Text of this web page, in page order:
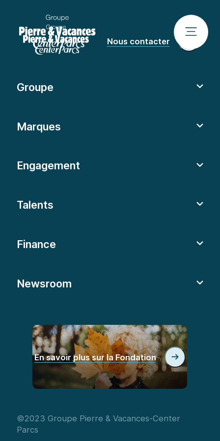
Nous contacter
Groupe
Marques
Engagement
Talents
Finance
Newsroom
En savoir plus sur la Fondation
©2023 Groupe Pierre & Vacances-Center
Parcs